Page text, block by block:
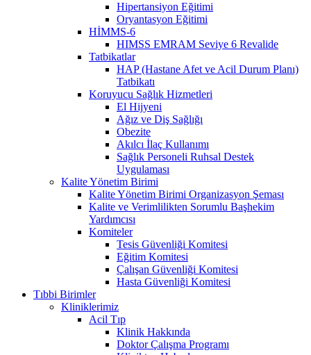
Hipertansiyon Eğitimi
Oryantasyon Eğitimi
HİMMS-6
HIMSS EMRAM Seviye 6 Revalide
Tatbikatlar
HAP (Hastane Afet ve Acil Durum Planı)
Tatbikatı
Koruyucu Sağlık Hizmetleri
El Hijyeni
Ağız ve Diş Sağlığı
Obezite
Akılcı İlaç Kullanımı
Sağlık Personeli Ruhsal Destek
Uygulaması
Kalite Yönetim Birimi
Kalite Yönetim Birimi Organizasyon Şeması
Kalite ve Verimlilikten Sorumlu Başhekim
Yardımcısı
Komiteler
Tesis Güvenliği Komitesi
Eğitim Komitesi
Çalışan Güvenliği Komitesi
Hasta Güvenliği Komitesi
Tıbbi Birimler
Kliniklerimiz
Acil Tıp
Klinik Hakkında
Doktor Çalışma Programı